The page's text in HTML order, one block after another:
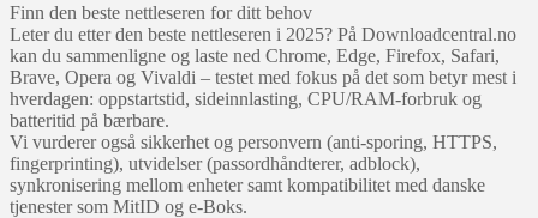
Finn den beste nettleseren for ditt behov
Leter du etter den beste nettleseren i 2025? På Downloadcentral.no
kan du sammenligne og laste ned Chrome, Edge, Firefox, Safari,
Brave, Opera og Vivaldi – testet med fokus på det som betyr mest i
hverdagen: oppstartstid, sideinnlasting, CPU/RAM‑forbruk og
batteritid på bærbare.
Vi vurderer også sikkerhet og personvern (anti‑sporing, HTTPS,
fingerprinting), utvidelser (passordhåndterer, adblock),
synkronisering mellom enheter samt kompatibilitet med danske
tjenester som MitID og e‑Boks.